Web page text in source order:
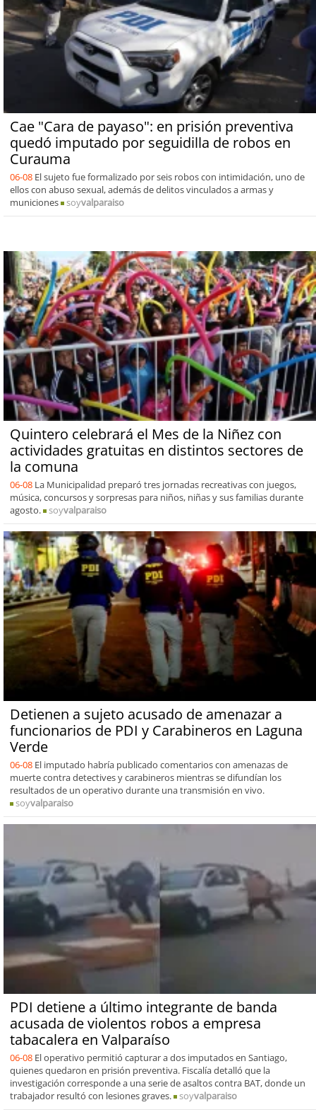
Cae "Cara de payaso": en prisión preventiva
quedó imputado por seguidilla de robos en
Curauma
06-08 El sujeto fue formalizado por seis robos con intimidación, uno de
ellos con abuso sexual, además de delitos vinculados a armas y
municiones
soyvalparaiso
Quintero celebrará el Mes de la Niñez con
actividades gratuitas en distintos sectores de
la comuna
06-08 La Municipalidad preparó tres jornadas recreativas con juegos,
música, concursos y sorpresas para niños, niñas y sus familias durante
agosto.
soyvalparaiso
Detienen a sujeto acusado de amenazar a
funcionarios de PDI y Carabineros en Laguna
Verde
06-08 El imputado habría publicado comentarios con amenazas de
muerte contra detectives y carabineros mientras se difundían los
resultados de un operativo durante una transmisión en vivo.
soyvalparaiso
PDI detiene a último integrante de banda
acusada de violentos robos a empresa
tabacalera en Valparaíso
06-08 El operativo permitió capturar a dos imputados en Santiago,
quienes quedaron en prisión preventiva. Fiscalía detalló que la
investigación corresponde a una serie de asaltos contra BAT, donde un
trabajador resultó con lesiones graves.
soyvalparaiso